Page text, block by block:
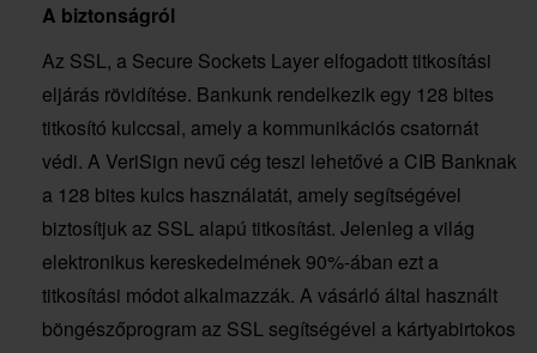
A biztonságról
Az SSL, a Secure Sockets Layer elfogadott titkosítási
eljárás rövidítése. Bankunk rendelkezik egy 128 bites
titkosító kulccsal, amely a kommunikációs csatornát
védi. A VeriSign nevű cég teszi lehetővé a CIB Banknak
a 128 bites kulcs használatát, amely segítségével
biztosítjuk az SSL alapú titkosítást. Jelenleg a világ
elektronikus kereskedelmének 90%-ában ezt a
titkosítási módot alkalmazzák. A vásárló által használt
böngészőprogram az SSL segítségével a kártyabirtokos